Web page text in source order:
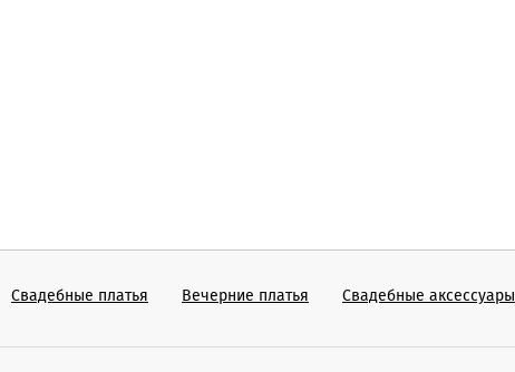
Свадебные платья Вечерние платья Cвадебные аксессуары